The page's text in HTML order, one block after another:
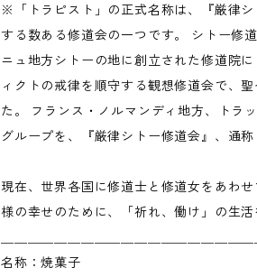
※「トラピスト」の正式名称は、『厳律
する数ある修道会の一つです。 シトー修
ニュ地方シトーの地に創立された修道院
ィクトの戒律を順守する観想修道会で、
た。 フランス・ノルマンディ地方、トラ
グループを、『厳律シトー修道会』、通
現在、世界各国に修道士と修道女をあわ
様の幸せのために、「祈れ、働け」の生活
名称：焼菓子